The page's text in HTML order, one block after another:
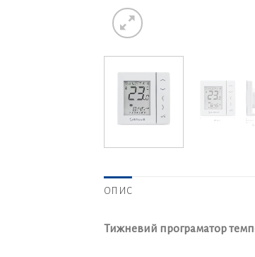
ОПИС
Тижневий програматор